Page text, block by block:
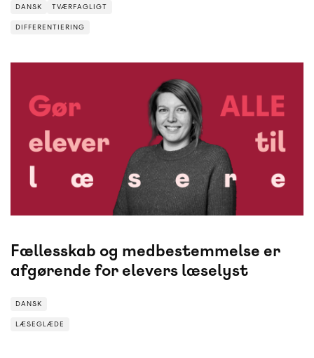
DANSK TVÆRFAGLIGT
DIFFERENTIERING
Fællesskab og medbestemmelse er
afgørende for elevers læselyst
DANSK
LÆSEGLÆDE
i København løb af stablen den 4.-5. marts.
Var du en af dem, der ikke kunne være der, får du
her alle guldkorn fra fri-